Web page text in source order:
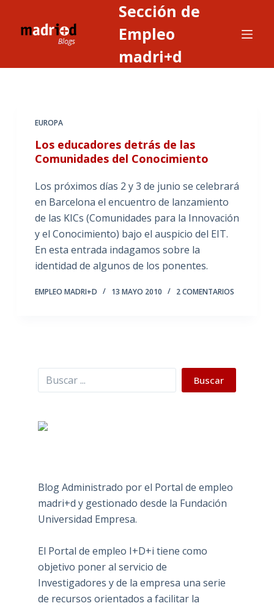
Sección de
Empleo
madri+d
EUROPA
Los educadores detrás de las
Comunidades del Conocimiento
Los próximos días 2 y 3 de junio se celebrará
en Barcelona el encuentro de lanzamiento
de las KICs (Comunidades para la Innovación
y el Conocimiento) bajo el auspicio del EIT.
En esta entrada indagamos sobre la
identidad de algunos de los ponentes.
EMPLEO MADRI+D 13 MAYO 2010 2 COMENTARIOS
Buscar Buscar
Blog Administrado por el Portal de empleo
madri+d y gestionado desde la Fundación
Universidad Empresa.
El Portal de empleo I+D+i tiene como
objetivo poner al servicio de
Investigadores y de la empresa una serie
de recursos orientados a facilitar la